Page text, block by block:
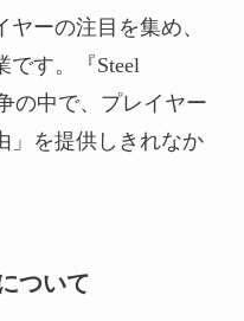
ーの注目を集め、
です。『Steel
の中で、プレイヤー
」を提供しきれなか
ついて